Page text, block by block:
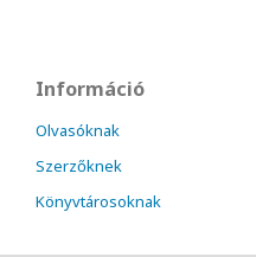
Információ
Olvasóknak
Szerzőknek
Könyvtárosoknak